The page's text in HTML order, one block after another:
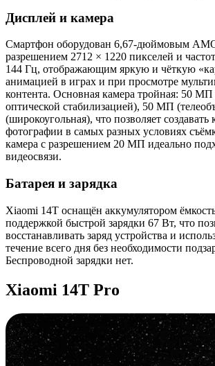
Дисплей и камера
Смартфон оборудован 6,67-дюймовым
разрешением 2712 × 1220 пикселей и
144 Гц, отображающим яркую и чёткую
анимацией в играх и при просмотре
контента. Основная камера тройная: 50 МП
оптической стабилизацией), 50 МП
(широкоугольная), что позволяет создавать
фотографии в самых разных условиях
камера с разрешением 20 МП идеально
видеосвязи.
Батарея и зарядка
Xiaomi 14T оснащён аккумулятором
поддержкой быстрой зарядки 67 Вт, что
восстанавливать заряд устройства и
течение всего дня без необходимости
Беспроводной зарядки нет.
Xiaomi 14T Pro